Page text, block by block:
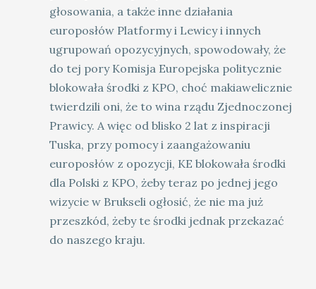
głosowania, a także inne działania
europosłów Platformy i Lewicy i innych
ugrupowań opozycyjnych, spowodowały, że
do tej pory Komisja Europejska politycznie
blokowała środki z KPO, choć makiawelicznie
twierdzili oni, że to wina rządu Zjednoczonej
Prawicy. A więc od blisko 2 lat z inspiracji
Tuska, przy pomocy i zaangażowaniu
europosłów z opozycji, KE blokowała środki
dla Polski z KPO, żeby teraz po jednej jego
wizycie w Brukseli ogłosić, że nie ma już
przeszkód, żeby te środki jednak przekazać
do naszego kraju.